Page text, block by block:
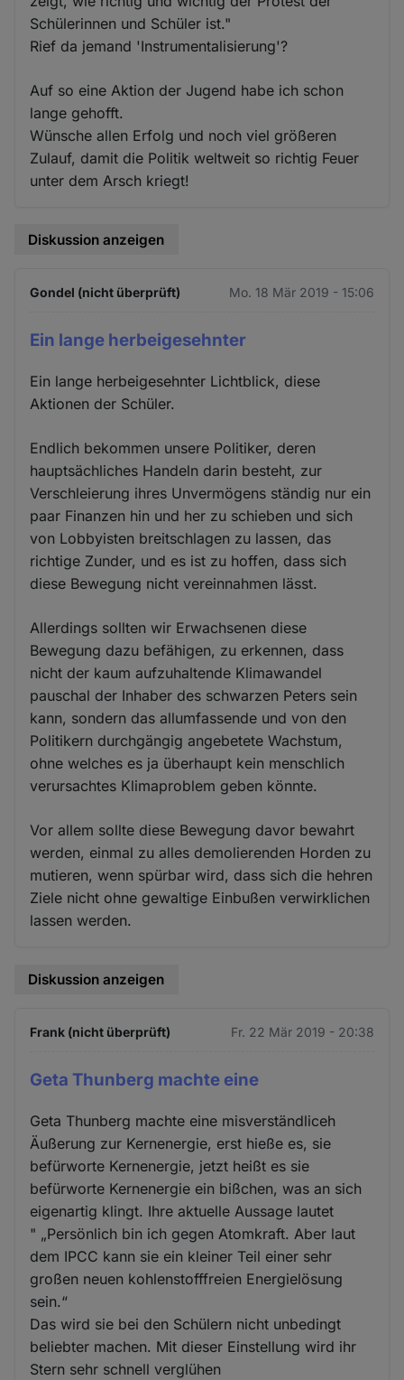
Schülerinnen und Schüler ist."
Rief da jemand 'Instrumentalisierung'?
Auf so eine Aktion der Jugend habe ich schon
lange gehofft.
Wünsche allen Erfolg und noch viel größeren
Zulauf, damit die Politik weltweit so richtig Feuer
unter dem Arsch kriegt!
Diskussion anzeigen
Gondel (nicht überprüft) Mo. 18 Mär 2019 - 15:06
Ein lange herbeigesehnter
Ein lange herbeigesehnter Lichtblick, diese
Aktionen der Schüler.
Endlich bekommen unsere Politiker, deren
hauptsächliches Handeln darin besteht, zur
Verschleierung ihres Unvermögens ständig nur ein
paar Finanzen hin und her zu schieben und sich
von Lobbyisten breitschlagen zu lassen, das
richtige Zunder, und es ist zu hoffen, dass sich
diese Bewegung nicht vereinnahmen lässt.
Allerdings sollten wir Erwachsenen diese
Bewegung dazu befähigen, zu erkennen, dass
nicht der kaum aufzuhaltende Klimawandel
pauschal der Inhaber des schwarzen Peters sein
kann, sondern das allumfassende und von den
Politikern durchgängig angebetete Wachstum,
ohne welches es ja überhaupt kein menschlich
verursachtes Klimaproblem geben könnte.
Vor allem sollte diese Bewegung davor bewahrt
werden, einmal zu alles demolierenden Horden zu
mutieren, wenn spürbar wird, dass sich die hehren
Ziele nicht ohne gewaltige Einbußen verwirklichen
lassen werden.
Diskussion anzeigen
Frank (nicht überprüft) Fr. 22 Mär 2019 - 20:38
Geta Thunberg machte eine
Geta Thunberg machte eine misverständliceh
Äußerung zur Kernenergie, erst hieße es, sie
befürworte Kernenergie, jetzt heißt es sie
befürworte Kernenergie ein bißchen, was an sich
eigenartig klingt. Ihre aktuelle Aussage lautet
" „Persönlich bin ich gegen Atomkraft. Aber laut
dem IPCC kann sie ein kleiner Teil einer sehr
großen neuen kohlenstofffreien Energielösung
sein.“
Das wird sie bei den Schülern nicht unbedingt
beliebter machen. Mit dieser Einstellung wird ihr
Stern sehr schnell verglühen